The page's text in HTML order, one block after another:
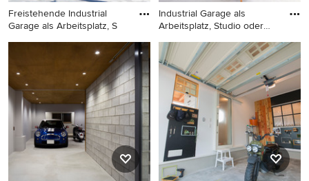
Freistehende Industrial
Garage als Arbeitsplatz, S
Freistehende Industrial
Garage als Arbeitsplatz,
Studio oder Werkraum in
Sonstige
Industrial Garage als
Arbeitsplatz, Studio oder
Industrial Garage als
Arbeitsplatz, Studio oder
Werkraum in Sonstige